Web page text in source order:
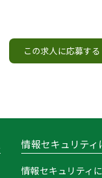
この求人に応募す
情報セキュリティ
情報セキュリティ